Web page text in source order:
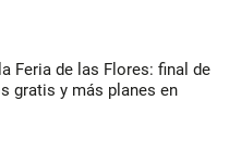
Feria de las Flores: final de
gratis y más planes en